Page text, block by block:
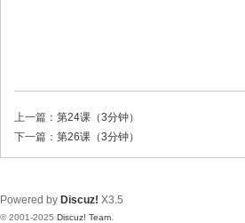
上一篇： 第24课（3分钟）
下一篇： 第26课（3分钟）
Powered by Discuz! X3.5
© 2001-2025 Discuz! Team